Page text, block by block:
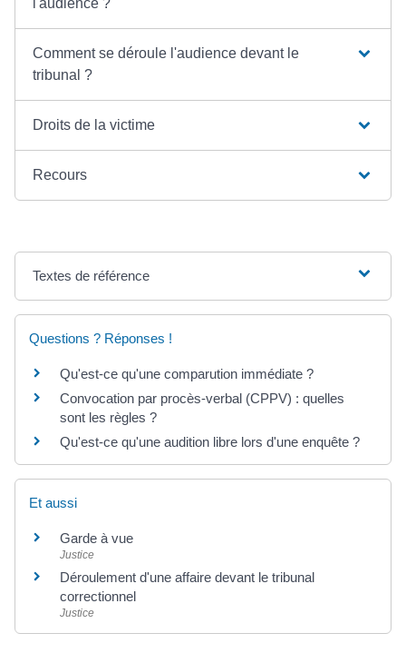
l'audience ?
Comment se déroule l'audience devant le
tribunal ?
Droits de la victime
Recours
Textes de référence
Questions ? Réponses !
Qu'est-ce qu'une comparution immédiate ?
Convocation par procès-verbal (CPPV) : quelles
sont les règles ?
Qu'est-ce qu'une audition libre lors d'une enquête ?
Et aussi
Garde à vue
Justice
Déroulement d'une affaire devant le tribunal
correctionnel
Justice